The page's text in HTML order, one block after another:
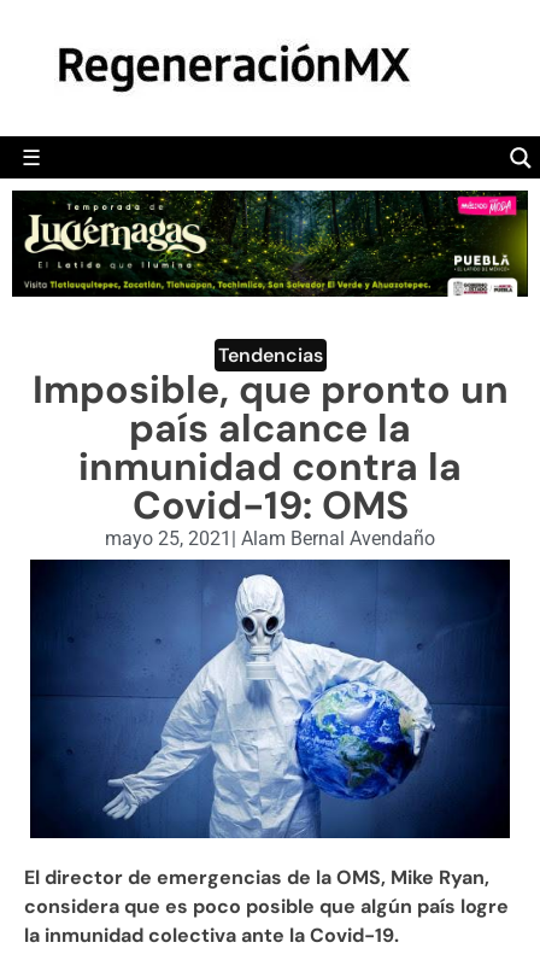
☰
POLÍTICA
CAMALEÓN
OPINIÓN
DEPORTES
ENGLISH SECTION
VIDEOS
Tendencias
Imposible, que pronto un
país alcance la
inmunidad contra la
Covid-19: OMS
mayo 25, 2021 | Alam Bernal Avendaño
El director de emergencias de la OMS, Mike Ryan,
considera que es poco posible que algún país logre
la inmunidad colectiva ante la Covid-19.